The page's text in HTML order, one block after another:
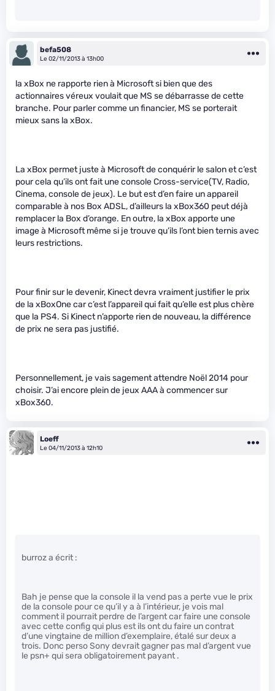
befa508
Le 02/11/2013 à 13h00
la xBox ne rapporte rien à Microsoft si bien que des
actionnaires véreux voulait que MS se débarrasse de cette
branche. Pour parler comme un financier, MS se porterait
mieux sans la xBox.
La xBox permet juste à Microsoft de conquérir le salon et c’est
pour cela qu’ils ont fait une console Cross-service(TV, Radio,
Cinema, console de jeux). Le but est d’en faire un appareil
comparable à nos Box ADSL, d’ailleurs la xBox360 peut déjà
remplacer la Box d’orange. En outre, la xBox apporte une
image à Microsoft même si je trouve qu’ils l’ont bien ternis avec
leurs restrictions.
Pour finir sur le devenir, Kinect devra vraiment justifier le prix
de la xBoxOne car c’est l’appareil qui fait qu’elle est plus chère
que la PS4. Si Kinect n’apporte rien de nouveau, la différence
de prix ne sera pas justifié.
Personnellement, je vais sagement attendre Noël 2014 pour
choisir. J’ai encore plein de jeux AAA à commencer sur
xBox360.
Loeff
Le 04/11/2013 à 12h10
burroz a écrit :
Bah je pense que la console il la vend pas a perte vue le prix
de la console pour ce qu’il y a à l’intérieur, je vois mal
comment il pourrait perdre de l’argent car faire une console
avec cette config qui plus est ils ont du faire un contrat
d’une vingtaine de million d’exemplaire, étalé sur deux a
trois. Donc perso Sony devrait gagner pas mal d’argent vue
le psn+ qui sera obligatoirement payant .